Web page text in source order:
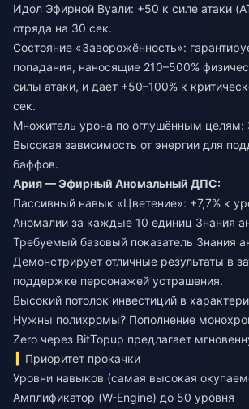
Идол Эфирной Вуали: +50 к силе атаки
отряда на 30 сек.
Состояние «Заворожённость»:
попадания, наносящие 210–500%
силы атаки, и дает +50–100% к
сек.
Множитель урона по оглушённым целям:
Высокая зависимость от энергии для
баффов.
Ария — Эфирный Аномальный ДПС:
Пассивный навык «Цветение»: +7,7% к
Аномалии за каждые 10 единиц Знания
Требуемый базовый показатель Знания
Демонстрирует отличные результаты в
поддержке персонажей устрашения.
Высокий потолок инвестиций в
Нужны полихромы? Пополнение
Zero через BitTopup предлагает
Приоритет прокачки
Уровни навыков (самая высокая
Амплификатор (W-Engine) до 50 уровня